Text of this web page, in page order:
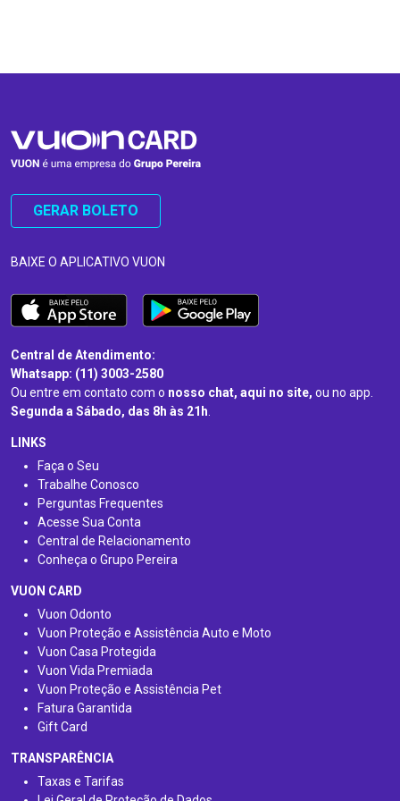
GERAR BOLETO
BAIXE O APLICATIVO VUON
Central de Atendimento:
Whatsapp: (11) 3003-2580
Ou entre em contato com o nosso chat, aqui no site, ou no app.
Segunda a Sábado, das 8h às 21h.
LINKS
Faça o Seu
Trabalhe Conosco
Perguntas Frequentes
Acesse Sua Conta
Central de Relacionamento
Conheça o Grupo Pereira
VUON CARD
Vuon Odonto
Vuon Proteção e Assistência Auto e Moto
Vuon Casa Protegida
Vuon Vida Premiada
Vuon Proteção e Assistência Pet
Fatura Garantida
Gift Card
TRANSPARÊNCIA
Taxas e Tarifas